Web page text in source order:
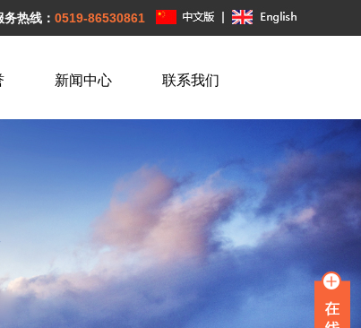
务热线： 0519-86530861
新闻中心 联系我们